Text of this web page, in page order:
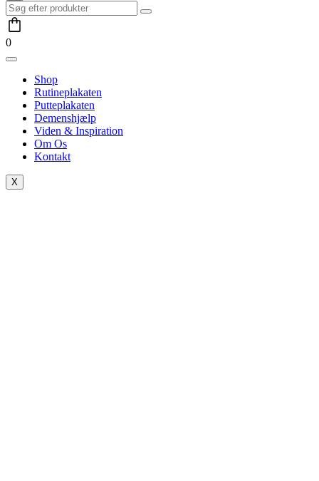
0
Shop
Rutineplakaten
Putteplakaten
Demenshjælp
Viden & Inspiration
Om Os
Kontakt
X